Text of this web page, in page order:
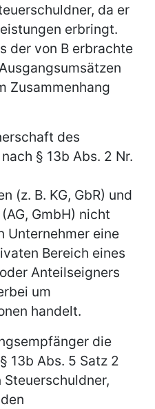
da er
erbringt.
der von B erbrachte
Zusammenhang
des
§ 13b Abs. 2 Nr.
(z. B. KG, GbR) und
GmbH) nicht
Unternehmer eine
Bereich eines
Anteilseigners
um
handelt.
die
13b Abs. 5 Satz 2
Steuerschuldner,